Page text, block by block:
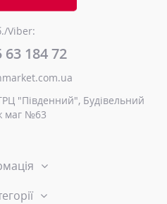
Viber:
63 184 72
"Південний", Будівельний
маг №63